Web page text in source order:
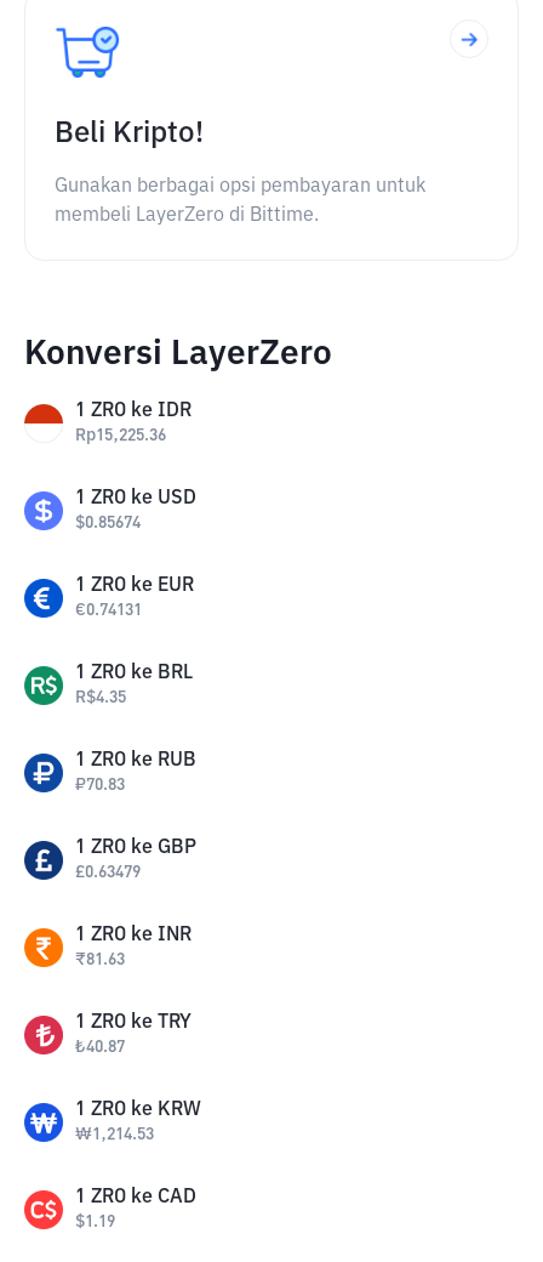
Beli Kripto!
Gunakan berbagai opsi pembayaran untuk
membeli LayerZero di Bittime.
Konversi LayerZero
1 ZRO ke IDR
Rp15,225.36
1 ZRO ke USD
$0.85674
1 ZRO ke EUR
€0.74131
1 ZRO ke BRL
R$4.35
1 ZRO ke RUB
₽70.83
1 ZRO ke GBP
£0.63479
1 ZRO ke INR
₹81.63
1 ZRO ke TRY
₺40.87
1 ZRO ke KRW
₩1,214.53
1 ZRO ke CAD
$1.19